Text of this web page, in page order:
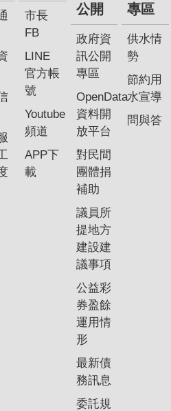
市長
FB
LINE
官方帳
號
Youtube
頻道
APP下
載
公開
政府資
訊公開
專區
OpenData
資料開
放平台
對民間
團體捐
補助
議員所
提地方
建設建
議事項
公益彩
券盈餘
運用情
形
最新債
務訊息
委託規
專區
供水情
勢
節約用
水宣導
問與答